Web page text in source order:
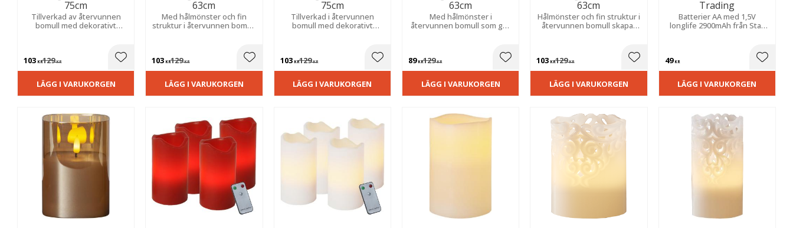
75cm
Tillverkad av återvunnen
bomull med dekorativt
hemmet.
103 KR129KR Lägg till i favoriter
LÄGG I VARUKORGEN
63cm
Med hålmönster och fin
struktur i återvunnen bomull
103 KR129KR Lägg till i favoriter
LÄGG I VARUKORGEN
75cm
Tillverkad i återvunnen
bomull med dekorativt
103KR129KR Lägg till i favoriter
LÄGG I VARUKORGEN
63cm
Med hålmönster i
återvunnen bomull som ger
89KR129KR Lägg till i favoriter
LÄGG I VARUKORGEN
63cm
Hålmönster och fin struktur i
återvunnen bomull skapar
103 KR129KR Lägg till i favoriter
LÄGG I VARUKORGEN
Trading
Batterier AA med 1,5V
longlife 2900mAh från Star
49KR Lägg
LÄGG I VARUKORGEN